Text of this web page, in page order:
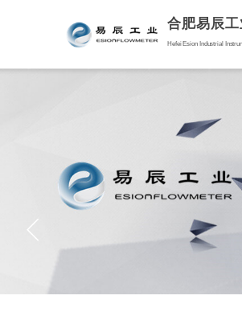
Hefei Esion Industrial
合肥易辰工